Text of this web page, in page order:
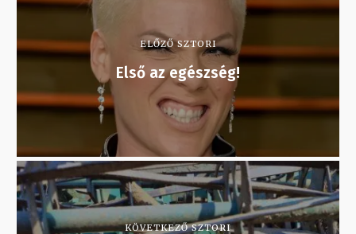
ELŐZŐ SZTORI
Első az egészség!
KÖVETKEZŐ SZTORI